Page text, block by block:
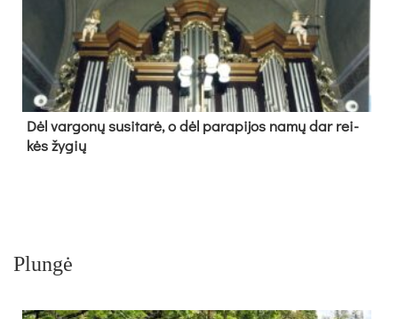
Dėl var­go­nų su­si­ta­rė, o dėl pa­ra­pi­jos na­mų dar rei­
kės žy­gių
Plungė